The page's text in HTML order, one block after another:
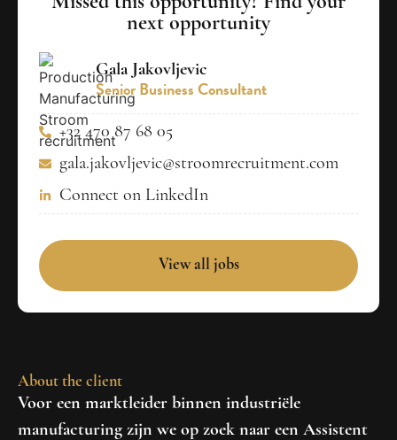
About the client
Voor een marktleider binnen industriële
manufacturing zijn we op zoek naar een Assistent
next opportunity
Gala Jakovljevic
Senior Business Consultant
+32 470 87 68 05
gala.jakovljevic@stroomrecruitment.com
Connect on LinkedIn
View all jobs